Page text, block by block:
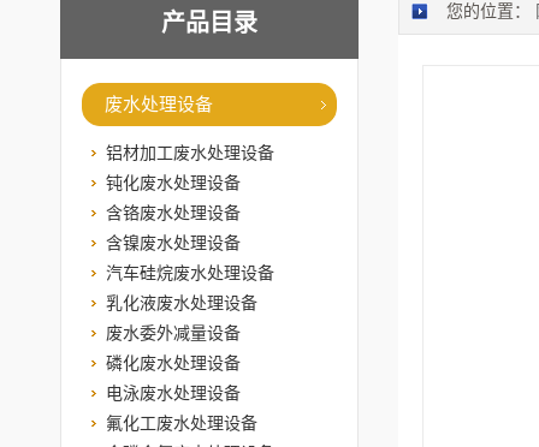
产品目录
废水处理设备
铝材加工废水处理设备
钝化废水处理设备
含铬废水处理设备
含镍废水处理设备
汽车硅烷废水处理设备
乳化液废水处理设备
废水委外减量设备
磷化废水处理设备
电泳废水处理设备
氟化工废水处理设备
您的位置：